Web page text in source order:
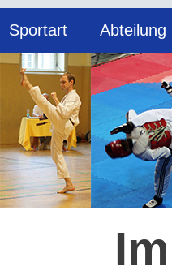
Sportart Abteilung